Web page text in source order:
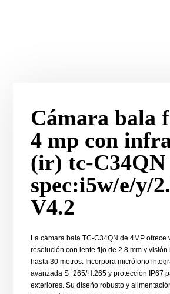
Cámara bala
4 mp con
(ir) tc-C34QN
spec:i5w/e/y/
V4.2
La cámara bala TC-C34QN de 4MP ofrece
resolución con lente fijo de 2.8 mm y visión
hasta 30 metros. Incorpora micrófono
avanzada S+265/H.265 y protección IP67
exteriores. Su diseño robusto y